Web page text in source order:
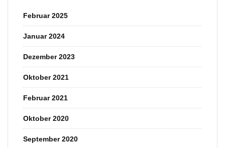
Februar 2025
Januar 2024
Dezember 2023
Oktober 2021
Februar 2021
Oktober 2020
September 2020